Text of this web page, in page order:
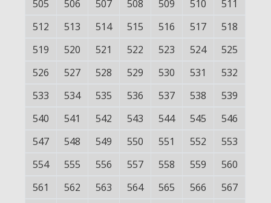
505 506 507 508 509 510
511
512
513 514 515 516 517
518
519
520 521 522 523 524
525
526
527 528 529 530 531
532
533
534 535 536 537 538
539
540
541 542 543 544 545
546
547
548 549 550 551 552
553
554
555 556 557 558 559
560
561
562 563 564 565 566
567